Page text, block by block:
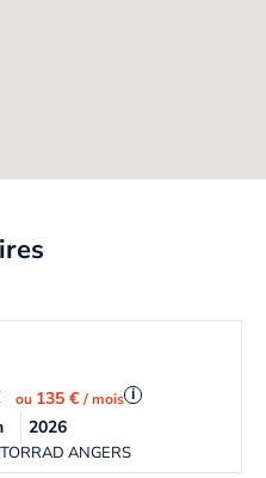
ou 135 €/ mois i
ANGERS
2026